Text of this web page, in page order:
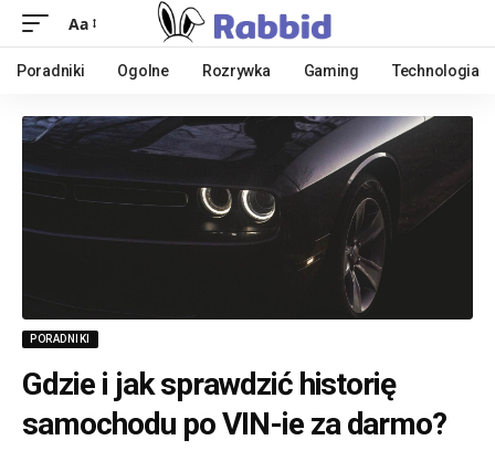
Aa
Poradniki Ogolne Rozrywka Gaming Technologia
PORADNIKI
Gdzie i jak sprawdzić historię
samochodu po VIN-ie za darmo?